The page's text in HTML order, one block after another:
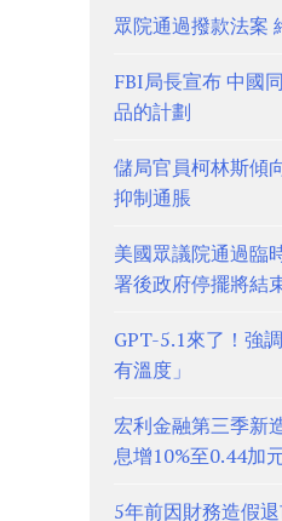
眾院通過撥款法案
FBI局長宣布 中國
品的計劃
儲局官員柯林斯
抑制通脹
美國眾議院通過
署後政府停擺將結
GPT-5.1來了！強
有溫度」
宏利金融第三季
息增10%至0.44加
5年前因財務造假